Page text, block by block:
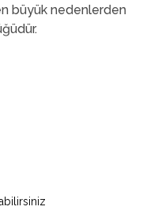
büyük nedenlerden